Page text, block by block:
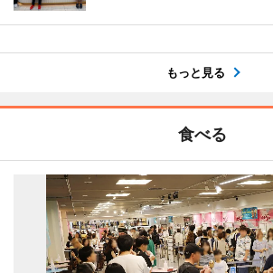
もっと見る
食べる